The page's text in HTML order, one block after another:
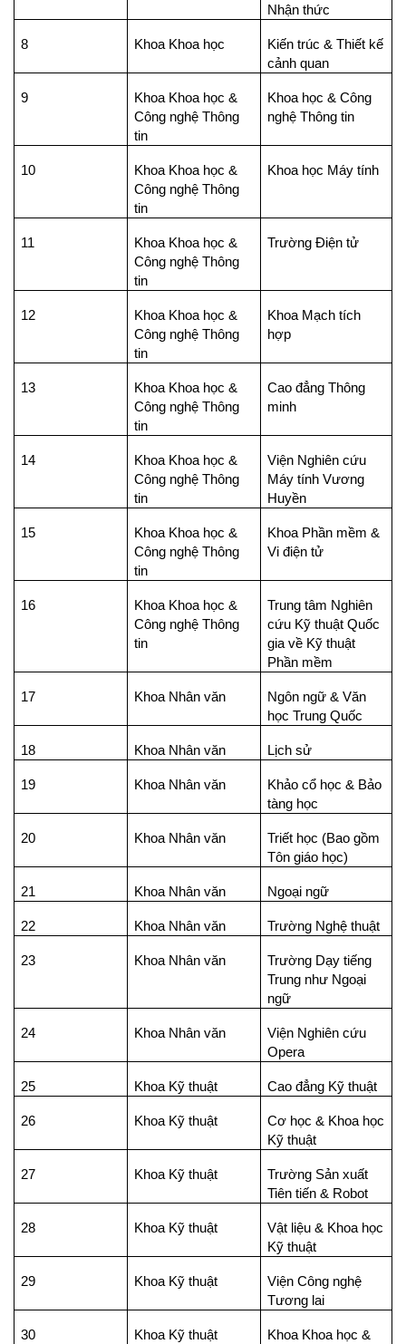
Nhận thức
8 Khoa Khoa học
Kiến trúc & Thiết kế
cảnh quan
9
Khoa Khoa học &
Công nghệ Thông
tin
Khoa học & Công
nghệ Thông tin
10
Khoa Khoa học &
Công nghệ Thông
tin
Khoa học Máy tính
11
Khoa Khoa học &
Công nghệ Thông
tin
Trường Điện tử
12
Khoa Khoa học &
Công nghệ Thông
tin
Khoa Mạch tích
hợp
13
Khoa Khoa học &
Công nghệ Thông
tin
Cao đẳng Thông
minh
14
Khoa Khoa học &
Công nghệ Thông
tin
Viện Nghiên cứu
Máy tính Vương
Huyền
15
Khoa Khoa học &
Công nghệ Thông
tin
Khoa Phần mềm &
Vi điện tử
16
Khoa Khoa học &
Công nghệ Thông
tin
Trung tâm Nghiên
cứu Kỹ thuật Quốc
gia về Kỹ thuật
Phần mềm
17 Khoa Nhân văn
Ngôn ngữ & Văn
học Trung Quốc
18 Khoa Nhân văn Lịch sử
19 Khoa Nhân văn
Khảo cổ học & Bảo
tàng học
20 Khoa Nhân văn
Triết học (Bao gồm
Tôn giáo học)
21 Khoa Nhân văn Ngoại ngữ
22 Khoa Nhân văn Trường Nghệ thuật
23 Khoa Nhân văn
Trường Dạy tiếng
Trung như Ngoại
ngữ
24 Khoa Nhân văn
Viện Nghiên cứu
Opera
25 Khoa Kỹ thuật Cao đẳng Kỹ thuật
26 Khoa Kỹ thuật
Cơ học & Khoa học
Kỹ thuật
27 Khoa Kỹ thuật
Trường Sản xuất
Tiên tiến & Robot
28 Khoa Kỹ thuật
Vật liệu & Khoa học
Kỹ thuật
29 Khoa Kỹ thuật
Viện Công nghệ
Tương lai
30 Khoa Kỹ thuật
Khoa Khoa học &